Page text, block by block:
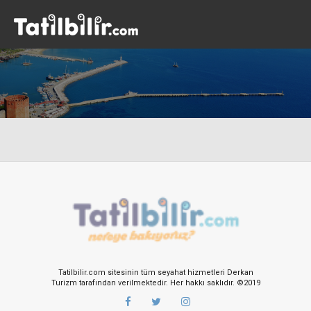
Tatilbilir.com sitesinin tüm seyahat hizmetleri Derkan
Turizm tarafından verilmektedir. Her hakkı saklıdır. ©2019